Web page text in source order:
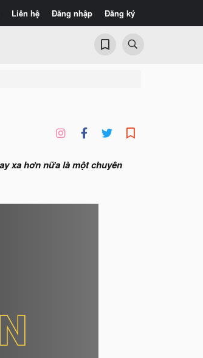
Liên hệ Đăng nhập Đăng ký
xa hơn nữa là một chuyên